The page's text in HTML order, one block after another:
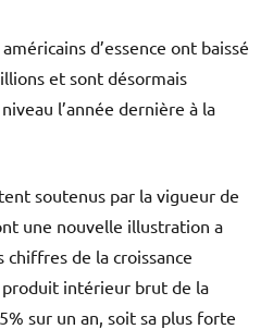
d’essence ont baissé
et sont désormais
l’année dernière à la
soutenus par la vigueur de
une nouvelle illustration a
de la croissance
intérieur brut de la
sur un an, soit sa plus forte